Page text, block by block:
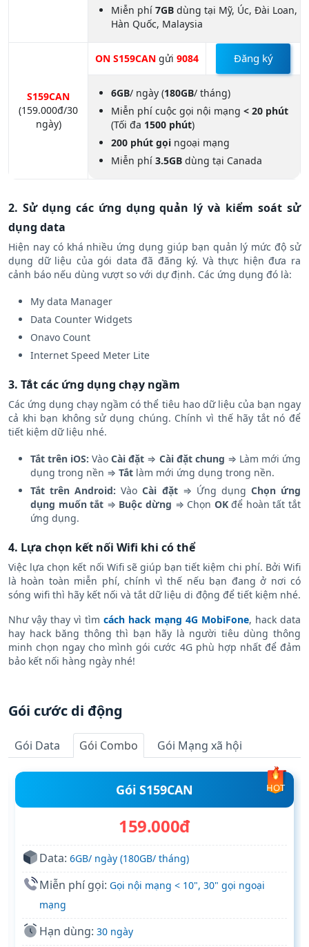
Miễn phí 7GB dùng tại Mỹ, Úc, Đài Loan,
Hàn Quốc, Malaysia
S159CAN
(159.000đ/30
ngày)
ON S159CAN gửi 9084 Đăng ký
6GB/ ngày (180GB/ tháng)
Miễn phí cuộc gọi nội mạng < 20 phút
(Tối đa 1500 phút)
200 phút gọi ngoại mạng
Miễn phí 3.5GB dùng tại Canada
2. Sử dụng các ứng dụng quản lý và kiểm soát sử
dụng data
Hiện nay có khá nhiều ứng dụng giúp bạn quản lý mức độ sử
dụng dữ liệu của gói data đã đăng ký. Và thực hiện đưa ra
cảnh báo nếu dùng vượt so với dự định. Các ứng dụng đó là:
My data Manager
Data Counter Widgets
Onavo Count
Internet Speed Meter Lite
3. Tắt các ứng dụng chạy ngầm
Các ứng dụng chạy ngầm có thể tiêu hao dữ liệu của bạn ngay
cả khi bạn không sử dụng chúng. Chính vì thế hãy tắt nó để
tiết kiệm dữ liệu nhé.
Tắt trên iOS: Vào Cài đặt ⇒ Cài đặt chung ⇒ Làm mới ứng
dụng trong nền ⇒ Tắt làm mới ứng dụng trong nền.
Tắt trên Android: VàoCài đặt⇒ Ứng dụng Chọn ứng
dụng muốn tắt ⇒ Buộc dừng ⇒ Chọn OKđể hoàn tất tắt
ứng dụng.
4. Lựa chọn kết nối Wifi khi có thể
Việc lựa chọn kết nối Wifi sẽ giúp bạn tiết kiệm chi phí. Bởi Wifi
là hoàn toàn miễn phí, chính vì thế nếu bạn đang ở nơi có
sóng wifi thì hãy kết nối và tắt dữ liệu di động để tiết kiệm nhé.
Như vậy thay vì tìm cách hack mạng 4G MobiFone, hack data
hay hack băng thông thì bạn hãy là người tiêu dùng thông
minh chọn ngay cho mình gói cước 4G phù hợp nhất để đảm
bảo kết nối hàng ngày nhé!
Gói cước di động
Gói Data Gói Combo Gói Mạng xã hội
HOT
Gói S159CAN
159.000đ
Data: 6GB/ ngày (180GB/ tháng)
Miễn phí gọi: Gọi nội mạng < 10", 30" gọi ngoại
mạng
Hạn dùng: 30 ngày